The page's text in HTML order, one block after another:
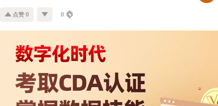
点赞 0 0